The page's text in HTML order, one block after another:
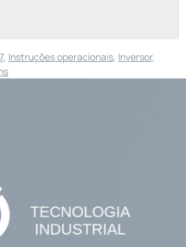
7, Instruções operacionais, Inversor,